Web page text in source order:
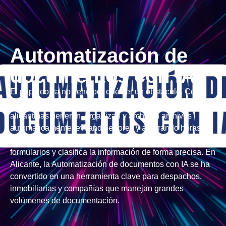
Automatización de
documentos con IA
El papeleo ya no tiene por qué ser un obstáculo. Con
alicantinas generan, organizan y archivan archivos
automáticamente, evitando errores y ahorrando horas de
formularios y clasifica la información de forma precisa. En
Alicante, la Automatización de documentos con IA se ha
convertido en una herramienta clave para despachos,
inmobiliarias y compañías que manejan grandes
volúmenes de documentación.